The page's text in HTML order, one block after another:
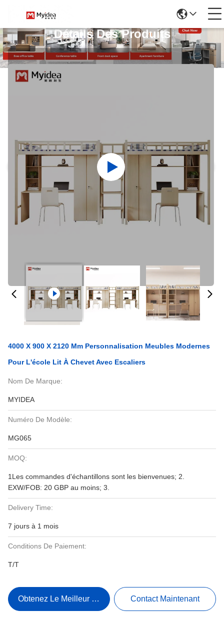
Détails Des Produits
4000 X 900 X 2120 Mm Personnalisation Meubles Modernes
Pour L'école Lit À Chevet Avec Escaliers
Nom De Marque:
MYIDEA
Numéro De Modèle:
MG065
MOQ:
1Les commandes d'échantillons sont les bienvenues; 2.
EXW/FOB: 20 GBP au moins; 3.
Delivery Time:
7 jours à 1 mois
Conditions De Paiement:
T/T
Obtenez Le Meilleur Prix Contact Maintenant